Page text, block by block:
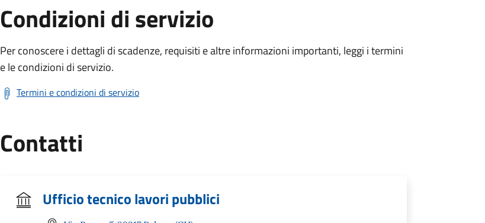
Condizioni di servizio
Per conoscere i dettagli di scadenze, requisiti e altre informazioni importanti, leggi i termini
e le condizioni di servizio.
Termini e condizioni di servizio
Contatti
Ufficio tecnico lavori pubblici